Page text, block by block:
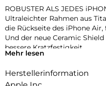
ROBUSTER ALS JEDES
Ultraleichter Rahmen aus
die Rückseite des iPhone
Und der neue Ceramic
bessere Kratzfestigkeit.
48 MP Fusion Kamera-
Qualität. Mach einfach
Mehr lesen
Herstellerinformation